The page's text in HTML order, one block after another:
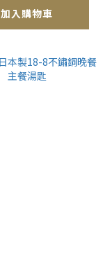
加入購物車